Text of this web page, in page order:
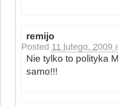
remijo
Posted 11 lutego, 2009
Nie tylko to polityka
samo!!!